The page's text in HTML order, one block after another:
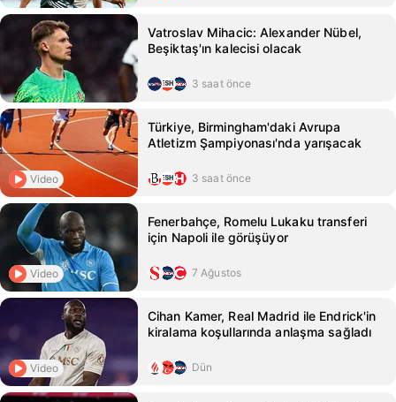
Vatroslav Mihacic: Alexander Nübel,
Beşiktaş'ın kalecisi olacak
3 saat önce
Video
Türkiye, Birmingham'daki Avrupa
Atletizm Şampiyonası'nda yarışacak
3 saat önce
Video
Fenerbahçe, Romelu Lukaku transferi
için Napoli ile görüşüyor
7 Ağustos
Video
Cihan Kamer, Real Madrid ile Endrick'in
kiralama koşullarında anlaşma sağladı
Dün